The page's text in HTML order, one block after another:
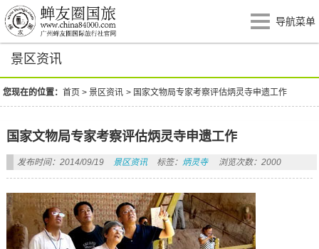
导航菜单
景区资讯
您现在的位置：首页 >景区资讯 > 国家文物局专家考察评估炳灵寺申遗工作
国家文物局专家考察评估炳灵寺申遗工作
发布时间：2014/09/19 景区资讯 标签： 炳灵寺 浏览次数：2000